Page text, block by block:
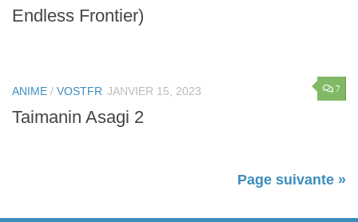
Endless Frontier)
7
ANIME / VOSTFR JANVIER 15, 2023
Taimanin Asagi 2
Page suivante »